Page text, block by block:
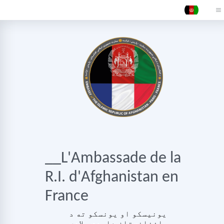
__L'Ambassade de la
R.I. d'Afghanistan en
France
یونیسکو او یونسکو ته د